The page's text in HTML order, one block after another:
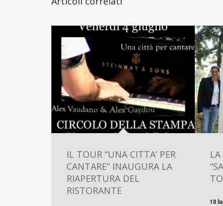
IL TOUR “UNA CITTA’ PER
CANTARE” INAUGURA LA
RIAPERTURA DEL
RISTORANTE
10